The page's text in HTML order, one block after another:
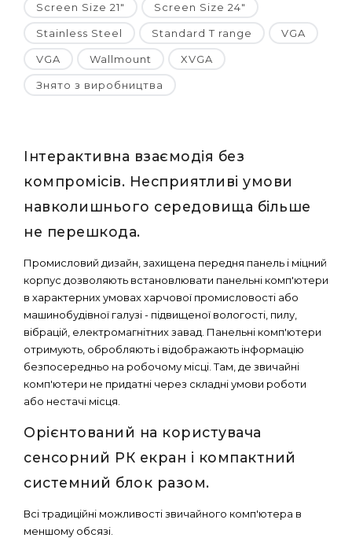
Screen Size 21" Screen Size 24"
Stainless Steel Standard T range VGA
VGA Wallmount XVGA
Знято з виробництва
Інтерактивна взаємодія без
компромісів. Несприятливі умови
навколишнього середовища більше
не перешкода.
Промисловий дизайн, захищена передня панель і міцний
корпус дозволяють встановлювати панельні комп'ютери
в характерних умовах харчової промисловості або
машинобудівної галузі - підвищеної вологості, пилу,
вібрацій, електромагнітних завад. Панельні комп'ютери
отримують, обробляють і відображають інформацію
безпосередньо на робочому місці. Там, де звичайні
комп'ютери не придатні через складні умови роботи
або нестачі місця.
Орієнтований на користувача
сенсорний РК екран і компактний
системний блок разом.
Всі традиційні можливості звичайного комп'ютера в
меншому обсязі.